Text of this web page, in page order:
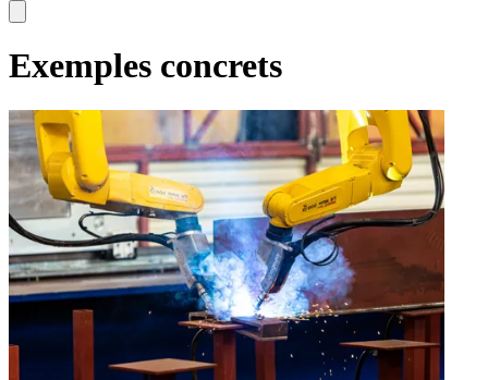
Exemples concrets